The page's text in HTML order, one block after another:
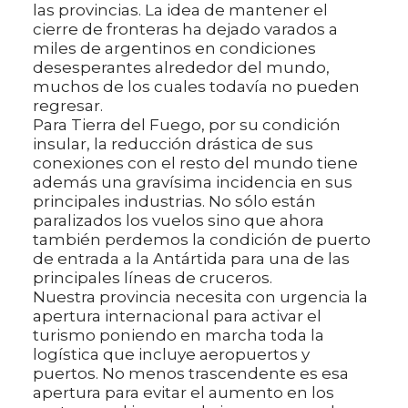
las provincias. La idea de mantener el
cierre de fronteras ha dejado varados a
miles de argentinos en condiciones
desesperantes alrededor del mundo,
muchos de los cuales todavía no pueden
regresar.
Para Tierra del Fuego, por su condición
insular, la reducción drástica de sus
conexiones con el resto del mundo tiene
además una gravísima incidencia en sus
principales industrias. No sólo están
paralizados los vuelos sino que ahora
también perdemos la condición de puerto
de entrada a la Antártida para una de las
principales líneas de cruceros.
Nuestra provincia necesita con urgencia la
apertura internacional para activar el
turismo poniendo en marcha toda la
logística que incluye aeropuertos y
puertos. No menos trascendente es esa
apertura para evitar el aumento en los